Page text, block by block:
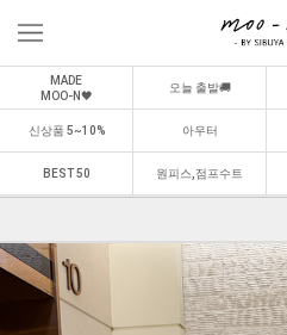
MADE
MOO-N🖤
오늘 출발🚚
신상품 5~10% 아우터
BEST 50 원피스,점프수트